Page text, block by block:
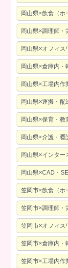
岡山県×飲食（
岡山県×調理師・
岡山県×オフィス
岡山県×倉庫内
岡山県×工場内
岡山県×運搬・配
岡山県×保育・教
岡山県×介護・看
岡山県×インタ
岡山県×CAD・
笠岡市×飲食（ホ
笠岡市×調理師・
笠岡市×オフィス
笠岡市×倉庫内・
笠岡市×工場内作